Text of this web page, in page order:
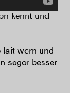
kennt und
lait worn und
sogor besser